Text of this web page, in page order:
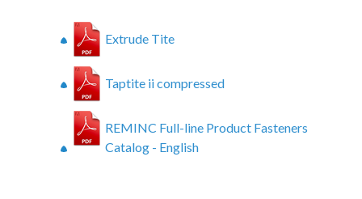
Extrude Tite
Taptite ii compressed
REMINC Full-line Product Fasteners
Catalog - English